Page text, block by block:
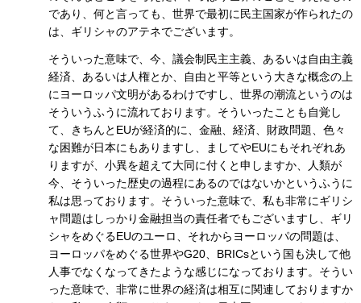
であり、何と言っても、世界で最初に民主国家が作られたの
は、ギリシャのアテネでございます。
そういった意味で、今、議会制民主主義、あるいは自由主義
経済、あるいは人権とか、自由と平等という大きな概念の上
にヨーロッパ文明があるわけですし、世界の潮流というのは
そういうふうに流れております。そういったことも自覚し
て、きちんとEUが経済的に、金融、経済、財政問題、色々
な困難が日本にもありますし、ましてやEUにもそれぞれあ
りますが、小異を超えて大同に付くと申しますか、人類が
今、そういった歴史の過程にあるのではないかというふうに
私は思っております。そういった意味で、私も非常にギリシ
ャ問題はしっかり金融担当の責任者でもございますし、ギリ
シャをめぐるEUのユーロ、それからヨーロッパの問題は、
ヨーロッパをめぐる世界やG20、BRICsという国も決して他
人事でなくなってきたような感じになっております。そうい
った意味で、非常に世界の経済は相互に関連しておりますか